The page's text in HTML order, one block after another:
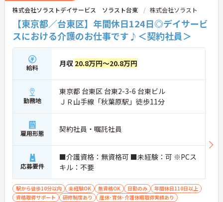
株式会社ソラストデイサービス ソラスト台東 株式会社ソラスト
【東京都／台東区】年間休日124日◎デイサービ
スにおける介護のお仕事です♪＜契約社員＞
給料 月収 20.8万円～20.8万円
勤務地
東京都 台東区 台東2-3-6 台東ビル
ＪＲ山手線「秋葉原駅」徒歩11分
雇用形態 契約社員・嘱託社員
応募要件
■介護資格：無資格可 ■未経験：可 ※PCス
キル：不要
駅から徒歩10分以内 未経験OK 無資格OK 日勤のみ
年間休日110日以上
資格取得サポート
研修制度あり
産休･育休･介護休暇取得実績あり